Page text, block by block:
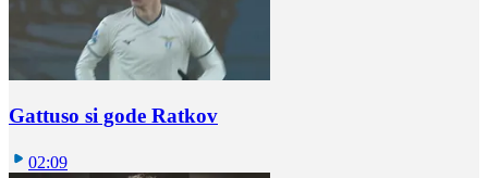
Gattuso si gode Ratkov
02:09